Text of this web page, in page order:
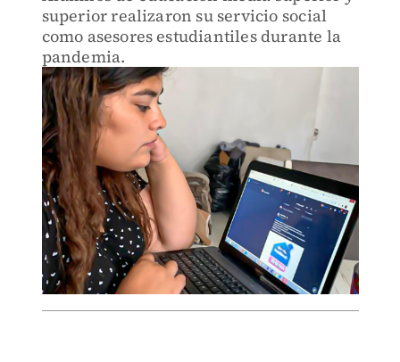
superior realizaron su servicio social
como asesores estudiantiles durante la
pandemia.